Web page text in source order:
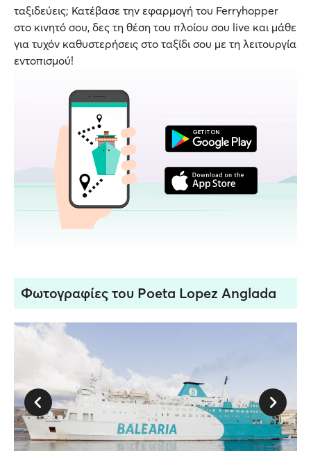
ταξιδεύεις; Κατέβασε την εφαρμογή του Ferryhopper
στο κινητό σου, δες τη θέση του πλοίου σου live και μάθε
για τυχόν καθυστερήσεις στο ταξίδι σου με τη λειτουργία
εντοπισμού!
Φωτογραφίες του Poeta Lopez Anglada
1 / 3